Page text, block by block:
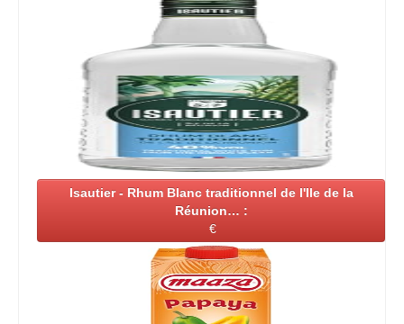
Isautier - Rhum Blanc traditionnel de l'Ile de la
Réunion… :
€